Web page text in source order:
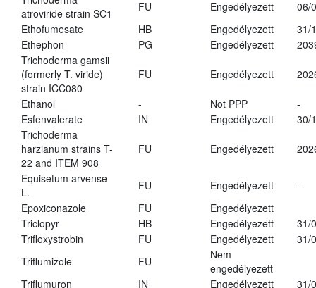
atroviride strain SC1
FU Engedélyezett
06/
Ethofumesate
HB Engedélyezett
31/
Ethephon
PG Engedélyezett
Trichoderma gamsii
(formerly T. viride)
strain ICC080
FU Engedélyezett
Ethanol - Not PPP
-
Esfenvalerate
IN Engedélyezett
30/
Trichoderma
harzianum strains T-
22 and ITEM 908
FU Engedélyezett
Equisetum arvense
L.
FU Engedélyezett
-
Epoxiconazole
FU
Engedélyezett
Triclopyr
HB Engedélyezett
31/
Trifloxystrobin
FU Engedélyezett
31/
Triflumizole
FU
Nem
engedélyezett
Triflumuron
IN Engedélyezett
31/